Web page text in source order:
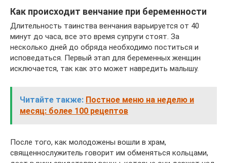
Как происходит венчание при беременности
Длительность таинства венчания варьируется от 40
минут до часа, все это время супруги стоят. За
несколько дней до обряда необходимо поститься и
исповедаться. Первый этап для беременных женщин
исключается, так как это может навредить малышу.
Читайте также: Постное меню на неделю и
месяц: более 100 рецептов
После того, как молодожены вошли в храм,
священнослужитель говорит им обменяться кольцами,